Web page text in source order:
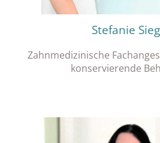
Stefanie
Zahnmedizinische
konservierende